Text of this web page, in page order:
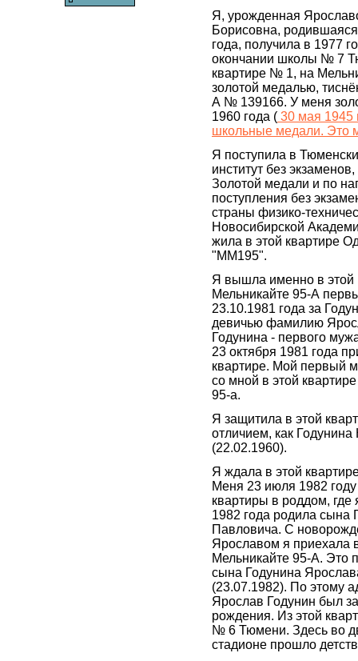
Я, урожденная
Борисовна,
года, получила в 1977
окончании школы № 7
квартире № 1, на
золотой медалью,
А № 139166. У меня
1960 года ( 30 мая 1945
школьные медали. Это
Я поступила в
институт без
Золотой медали и по
поступления без
страны физико-
Новосибирской
жила в этой квартире
"ММ195".
Я вышла именно в этой
Мельникайте 95-А
23.10.1981 года за
девичью фамилию
Годунина - первого
23 октября 1981 года
квартире. Мой первый
со мной в этой
95-а.
Я защитила в этой
отличием, как
(22.02.1960).
Я ждала в этой
Меня 23 июля 1982 году
квартиры в роддом, где
1982 года родила сына
Павловича. С
Ярославом я приехала
Мельникайте 95-А. Это
сына Годунина
(23.07.1982). По этому
Ярослав Годунин был
рождения. Из этой
№ 6 Тюмени. Здесь во
стадионе прошло